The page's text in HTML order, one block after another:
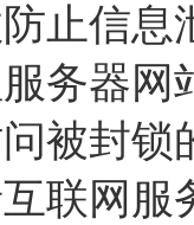
止信
务器
被封锁
联网